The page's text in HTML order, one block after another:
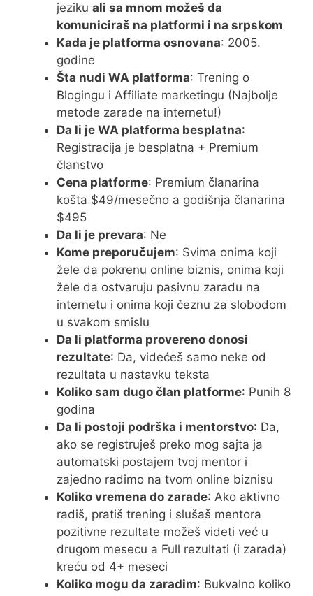
jeziku ali sa mnom možeš da
komuniciraš na platformi i na srpskom
Kada je platforma osnovana: 2005.
godine
Šta nudi WA platforma: Trening o
Blogingu i Affiliate marketingu (Najbolje
metode zarade na internetu!)
Da li je WA platforma besplatna:
Registracija je besplatna + Premium
članstvo
Cena platforme: Premium članarina
košta $49/mesečno a godišnja članarina
$495
Da li je prevara: Ne
Kome preporučujem: Svima onima koji
žele da pokrenu online biznis, onima koji
žele da ostvaruju pasivnu zaradu na
internetu i onima koji čeznu za slobodom
u svakom smislu
Da li platforma provereno donosi
rezultate: Da, videćeš samo neke od
rezultata u nastavku teksta
Koliko sam dugo član platforme: Punih 8
godina
Da li postoji podrška i mentorstvo: Da,
ako se registruješ preko mog sajta ja
automatski postajem tvoj mentor i
zajedno radimo na tvom online biznisu
Koliko vremena do zarade: Ako aktivno
radiš, pratiš trening i slušaš mentora
pozitivne rezultate možeš videti već u
drugom mesecu a Full rezultati (i zarada)
kreću od 4+ meseci
Koliko mogu da zaradim: Bukvalno koliko